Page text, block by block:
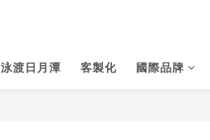
泳渡日月潭 客製化 國際品牌